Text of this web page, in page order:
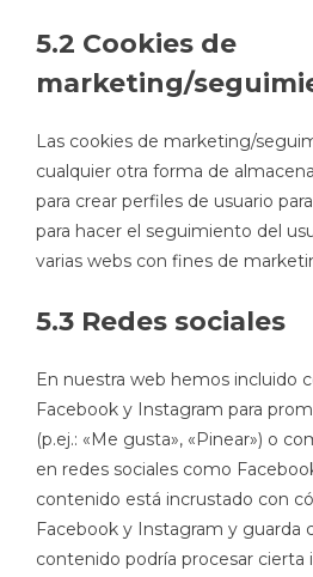
5.2 Cookies de
marketing/
Las cookies de marketing/
cualquier otra forma de
para crear perfiles de usuario
para hacer el seguimiento del
varias webs con fines de
5.3 Redes sociales
En nuestra web hemos incluido
Facebook y Instagram para
(p.ej.: «Me gusta», «Pinear») o
en redes sociales como
contenido está incrustado con
Facebook y Instagram y guarda
contenido podría procesar cierta